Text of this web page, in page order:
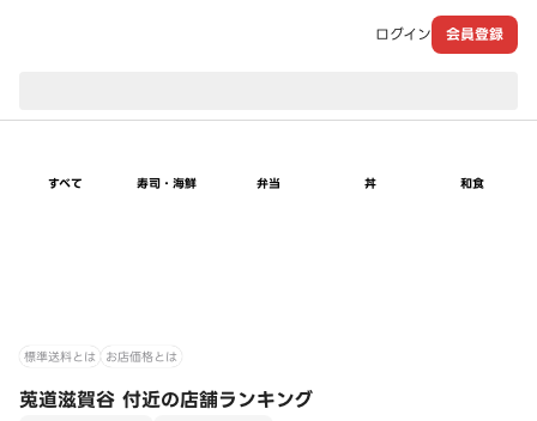
ログイン 会員登録
すべて 寿司・海鮮 弁当 丼 和食
標準送料とは お店価格とは
莵道滋賀谷 付近の店舗ランキング